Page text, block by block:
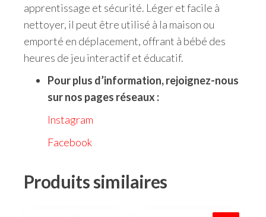
apprentissage et sécurité. Léger et facile à
nettoyer, il peut être utilisé à la maison ou
emporté en déplacement, offrant à bébé des
heures de jeu interactif et éducatif.
Pour plus d’information, rejoignez-nous
sur nos pages réseaux :
Instagram
Facebook
Produits similaires